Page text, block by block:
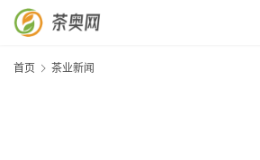
首页 茶业新闻